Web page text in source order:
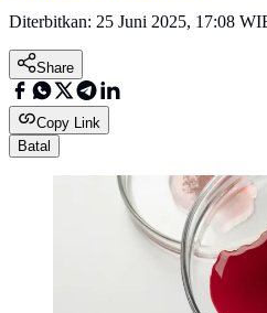
Diterbitkan: 25 Juni 2025, 17:08
Share
Copy Link
Batal